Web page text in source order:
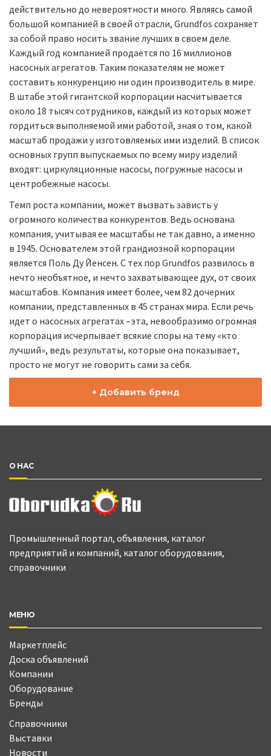
действительно до невероятности много. Являясь самой
большой компанией в своей отрасли, Grundfos сохраняет
за собой право носить звание лучших в своем деле.
Каждый год компанией продается по 16 миллионов
насосных агрегатов. Таким показателям не может
составить конкуренцию ни один производитель в мире.
В штабе этой гигантской корпорации насчитывается
около 18 тысяч сотрудников, каждый из которых может
гордиться выполняемой ими работой, зная о том, какой
масштаб продажи у изготовляемых ими изделий. В список
основных групп выпускаемых по всему миру изделий
входят: циркуляционные насосы, погружные насосы и
центробежные насосы.
Темп роста компании, может вызвать зависть у
огромного количества конкурентов. Ведь основана
компания, учитывая ее масштабы не так давно, а именно
в 1945. Основателем этой грандиозной корпорации
является Поль Ду Йенсен. С тех пор Grundfos развилось в
нечто необъятное, и нечто захватывающее дух, от своих
масштабов. Компания имеет более, чем 82 дочерних
компании, представленных в 45 странах мира. Если речь
идет о насосных агрегатах –эта, невообразимо огромная
корпорация исчерпывает всякие споры на тему «кто
лучший», ведь результаты, которые она показывает,
просто не могут не говорить сами за себя.
+ Добавить бренд
О НАС
Промышленный портал, объявления, каталог
предприятий и компаний, каталог оборудования,
справочники
МЕНЮ
Маркетплейс
Доска объявлений
Компании
Оборудование
Бренды
Справочники
Выставки
Новости